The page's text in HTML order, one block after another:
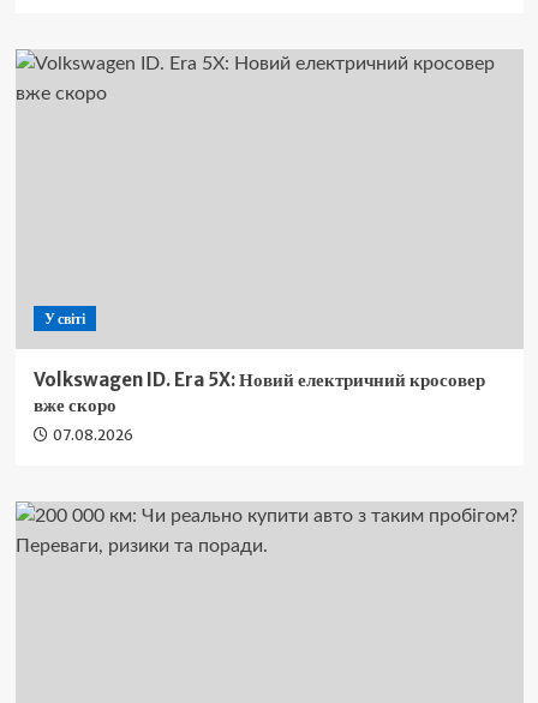
У світі
Volkswagen ID. Era 5X: Новий електричний кросовер
вже скоро
07.08.2026